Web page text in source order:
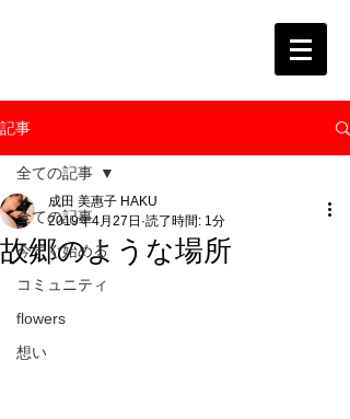
記事
全ての記事
今すぐ始める
コミュニティ
flowers
想い
全ての記事
故郷のような場所
成田 美惠子 HAKU
2019年4月27日 読了時間: 1分